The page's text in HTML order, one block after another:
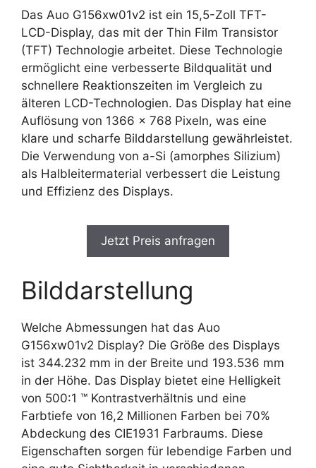
Das Auo G156xw01v2 ist ein 15,5-Zoll TFT-
LCD-Display, das mit der Thin Film Transistor
(TFT) Technologie arbeitet. Diese Technologie
ermöglicht eine verbesserte Bildqualität und
schnellere Reaktionszeiten im Vergleich zu
älteren LCD-Technologien. Das Display hat eine
Auflösung von 1366 x 768 Pixeln, was eine
klare und scharfe Bilddarstellung gewährleistet.
Die Verwendung von a-Si (amorphes Silizium)
als Halbleitermaterial verbessert die Leistung
und Effizienz des Displays.
Jetzt Preis anfragen
Bilddarstellung
Welche Abmessungen hat das Auo
G156xw01v2 Display? Die Größe des Displays
ist 344.232 mm in der Breite und 193.536 mm
in der Höhe. Das Display bietet eine Helligkeit
von 500:1 ™ Kontrastverhältnis und eine
Farbtiefe von 16,2 Millionen Farben bei 70%
Abdeckung des CIE1931 Farbraums. Diese
Eigenschaften sorgen für lebendige Farben und